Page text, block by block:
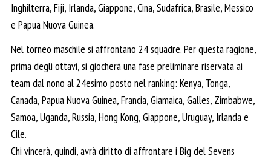
Inghilterra, Fiji, Irlanda, Giappone, Cina, Sudafrica, Brasile, Messico
e Papua Nuova Guinea.
Nel torneo maschile si affrontano 24 squadre. Per questa ragione,
prima degli ottavi, si giocherà una fase preliminare riservata ai
team dal nono al 24esimo posto nel ranking: Kenya, Tonga,
Canada, Papua Nuova Guinea, Francia, Giamaica, Galles, Zimbabwe,
Samoa, Uganda, Russia, Hong Kong, Giappone, Uruguay, Irlanda e
Cile.
Chi vincerà, quindi, avrà diritto di affrontare i Big del Sevens